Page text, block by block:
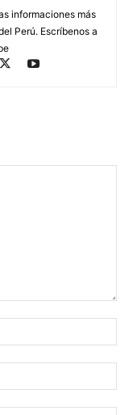
informaciones más
Perú. Escríbenos a